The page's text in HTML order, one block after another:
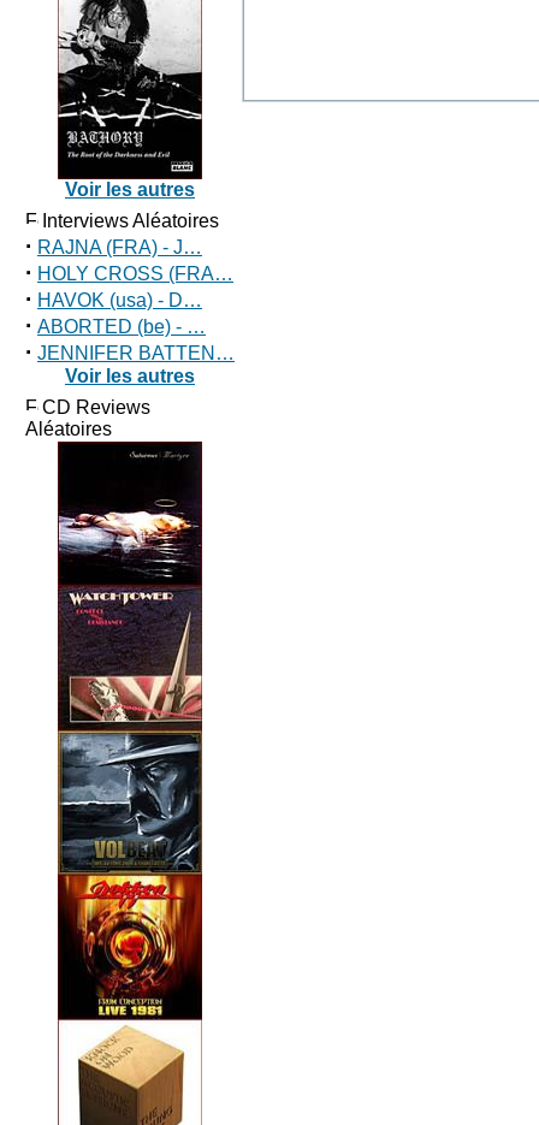
Voir les autres
Interviews Aléatoires
· RAJNA (FRA) - J…
· HOLY CROSS (FRA…
· HAVOK (usa) - D…
· ABORTED (be) - …
· JENNIFER BATTEN…
Voir les autres
CD Reviews
Aléatoires